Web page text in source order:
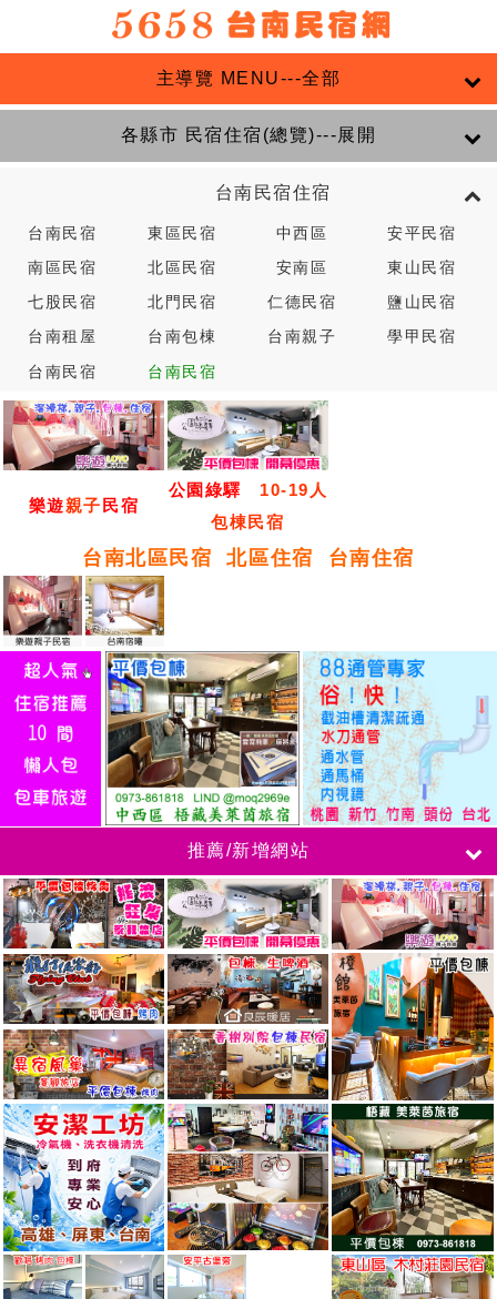
主導覽 MENU---全部
各縣市 民宿住宿(總覽)---展開
台南民宿住宿
台南民宿 東區民宿 中西區 安平民宿
南區民宿 北區民宿 安南區 東山民宿
七股民宿 北門民宿 仁德民宿 鹽山民宿
台南租屋 台南包棟 台南親子 學甲民宿
台南民宿 台南民宿
樂遊親子 民宿
公園綠驛
10-19人
包棟民宿
台南北區民宿 北區住宿 台南住宿
推薦/新增網站